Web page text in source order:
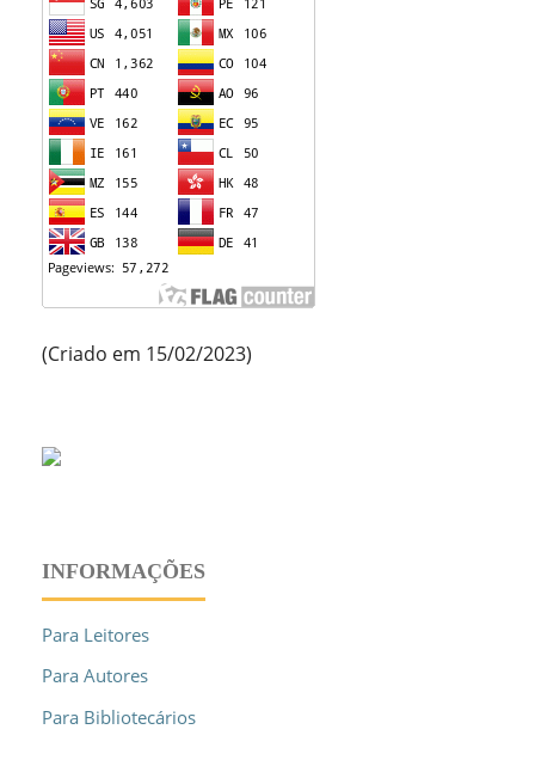
(Criado em 15/02/2023)
INFORMAÇÕES
Para Leitores
Para Autores
Para Bibliotecários